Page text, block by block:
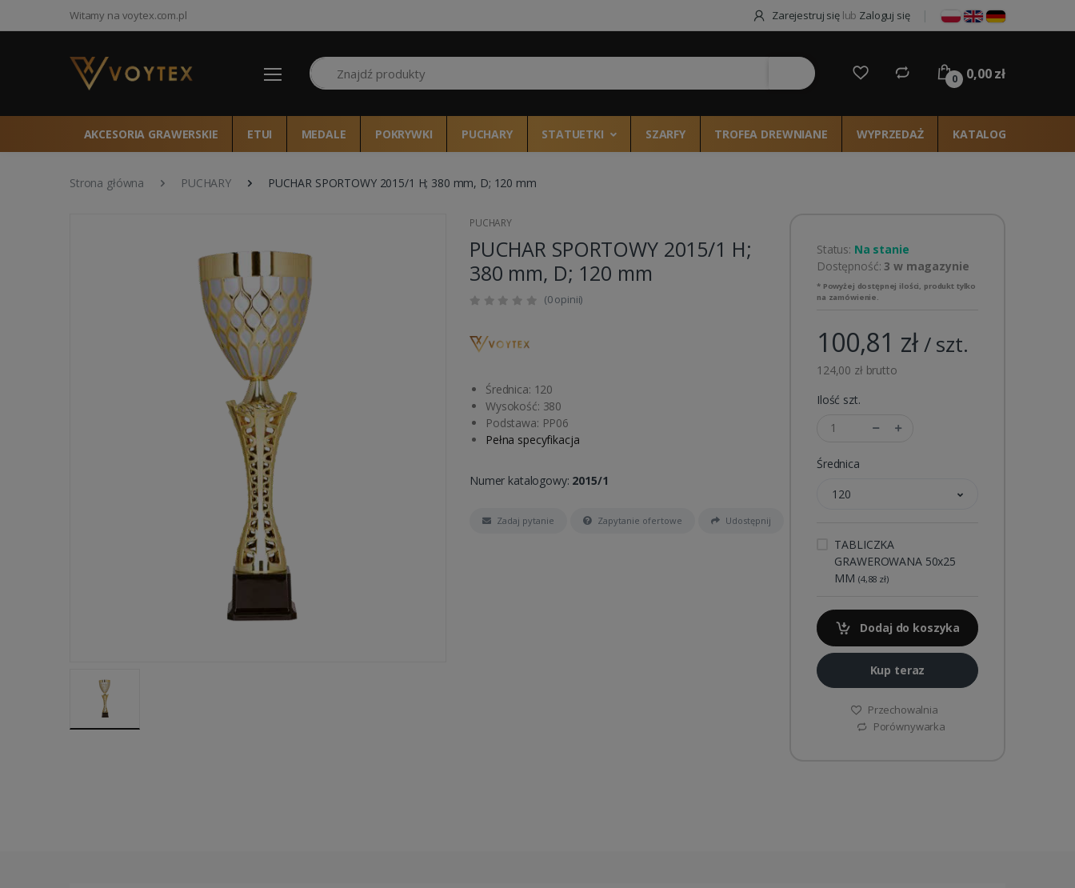
Witamy na voytex.com.pl Zarejestruj się lub Zaloguj się
Szukaj
0 0,00 zł
AKCESORIA GRAWERSKIE ETUI MEDALE POKRYWKI PUCHARY STATUETKI SZARFY TROFEA DREWNIANE WYPRZEDAŻ KATALOG 2026
Strona główna PUCHARY PUCHAR SPORTOWY 2015/1 H; 380 mm, D; 120 mm
PUCHARY
PUCHAR SPORTOWY 2015/1 H;
380 mm, D; 120 mm
(0 opinii)
Średnica: 120
Wysokość: 380
Podstawa: PP06
Pełna specyfikacja
Numer katalogowy: 2015/1
Zadaj pytanie Zapytanie ofertowe Udostępnij
Status: Na stanie
Dostępność:3 w magazynie
* Powyżej dostępnej ilości, produkt tylko
na zamówienie.
100,81 zł/ szt.
124,00 zł brutto
Ilość szt.
Średnica
120
TABLICZKA
GRAWEROWANA 50x25
MM (4,88 zł)
Dodaj do koszyka
Kup teraz
Przechowalnia
Porównywarka